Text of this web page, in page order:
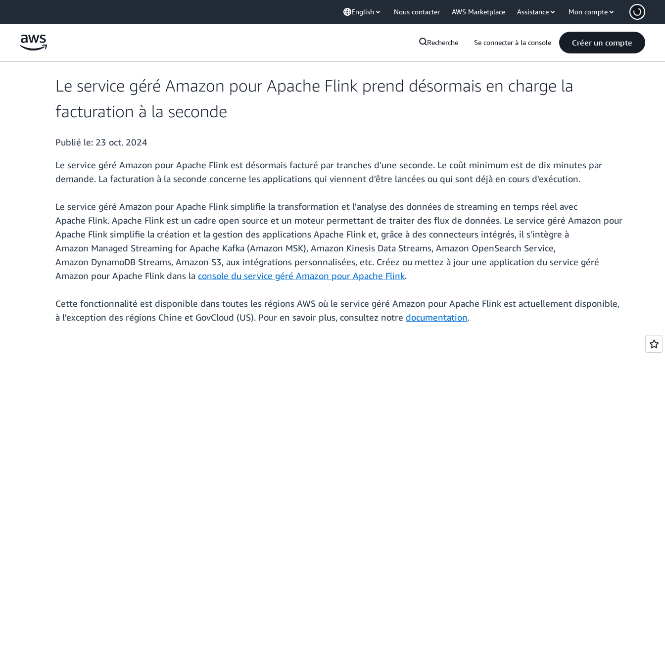
English Nous contacter AWS Marketplace Assistance Mon compte
Recherche Se connecter à la console Créer un compte
Le service géré Amazon pour Apache Flink prend désormais en charge la
facturation à la seconde
Publié le: 23 oct. 2024
Le service géré Amazon pour Apache Flink est désormais facturé par tranches d'une seconde. Le coût minimum est de dix minutes par
demande. La facturation à la seconde concerne les applications qui viennent d'être lancées ou qui sont déjà en cours d'exécution.
Le service géré Amazon pour Apache Flink simplifie la transformation et l'analyse des données de streaming en temps réel avec
Apache Flink. Apache Flink est un cadre open source et un moteur permettant de traiter des flux de données. Le service géré Amazon pour
Apache Flink simplifie la création et la gestion des applications Apache Flink et, grâce à des connecteurs intégrés, il s'intègre à
Amazon Managed Streaming for Apache Kafka (Amazon MSK), Amazon Kinesis Data Streams, Amazon OpenSearch Service,
Amazon DynamoDB Streams, Amazon S3, aux intégrations personnalisées, etc. Créez ou mettez à jour une application du service géré
Amazon pour Apache Flink dans la console du service géré Amazon pour Apache Flink.
Cette fonctionnalité est disponible dans toutes les régions AWS où le service géré Amazon pour Apache Flink est actuellement disponible,
à l'exception des régions Chine et GovCloud (US). Pour en savoir plus, consultez notre documentation.